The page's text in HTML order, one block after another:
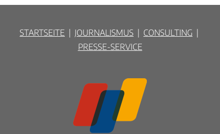
STARTSEITE | JOURNALISMUS | CONSULTING |
PRESSE-SERVICE